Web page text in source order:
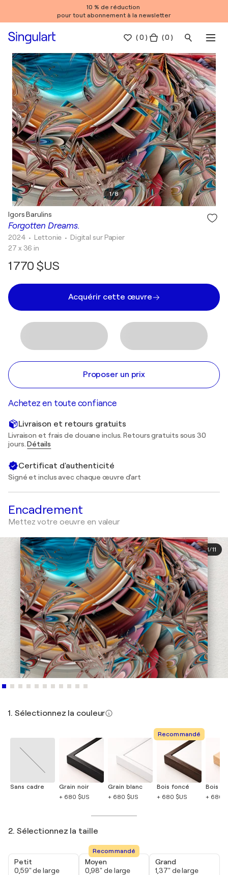
10 % de réduction
pour tout abonnement à la newsletter
(0 ) ( 0 )
1/8
Forgotten Dreams.
Igors Barulins
2024 • Lettonie • Digital sur Papier
27 x 36 in
1 770 $US
Acquérir cette œuvre
Proposer un prix
Achetez en toute confiance
Livraison et retours gratuits
Livraison et frais de douane inclus. Retours gratuits sous 30
jours.Détails
Certificat d'authenticité
Signé et inclus avec chaque œuvre d'art
Encadrement
Mettez votre oeuvre en valeur
1/11
1. Sélectionnez la couleur
Sans cadre
Grain noir
+ 680 $US
Grain blanc
+ 680 $US
Recommandé
Bois foncé
+ 680 $US
Bois
+ 680
2. Sélectionnez la taille
Petit
0,59" de large
Recommandé
Moyen
0,98" de large
Grand
1,37" de large